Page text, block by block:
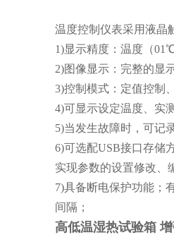
温度控制仪表采用液晶
1)显示精度：温度（
2)图像显示：完整的显
3)控制模式：定值控制
4)可显示设定温度、实
5)当发生故障时，可记
6)可选配USB接口存储
实现参数的设置修改、
7)具备断电保护功能；
间隔；​
高低温湿热试验箱